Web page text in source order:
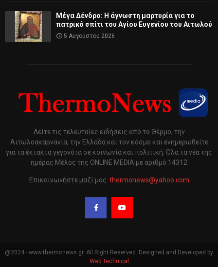
Μέγα Δένδρο: Η άγνωστη μαρτυρία για το
πατρικό σπίτι του Αγίου Ευγενίου του Αιτωλού
5 Αυγούστου 2026
Δείτε τις τελευταίες ειδήσεις από το Θέρμο, την
Αιτωλοακαρνανία, την Ελλάδα και τον κόσμο και ενημερωθείτε
για τα έκτακτα γεγονότα σε κοινωνία και πολιτική. Όλα τα νέα της
ημέρας Μέλος της ONLINE MEDIA με αριθμό 14312
Επικοινωνήστε μαζί μας: thermonews@yahoo.com
@2024 - www.thermonews.gr. All Right Reserved. Designed and Developed by
Web Technical